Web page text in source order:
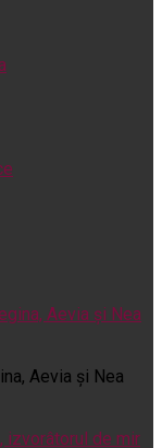
Aevia și Nea